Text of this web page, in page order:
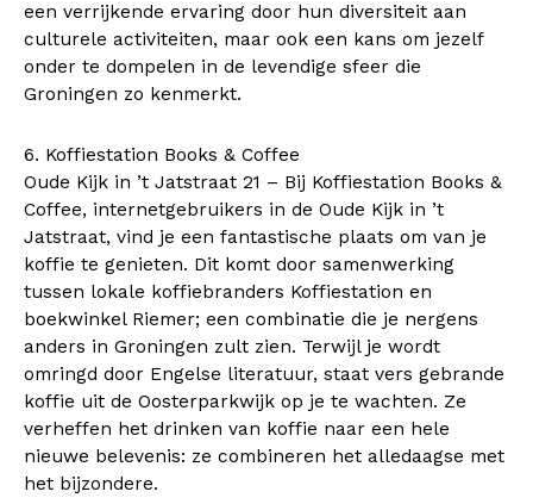
een verrijkende ervaring door hun diversiteit aan
culturele activiteiten, maar ook een kans om jezelf
onder te dompelen in de levendige sfeer die
Groningen zo kenmerkt.
6. Koffiestation Books & Coffee
Oude Kijk in ’t Jatstraat​ 21 – Bij Koffiestation Books &
Coffee, internetgebruikers in de Oude Kijk in ’t
Jatstraat, vind je een fantastische plaats om van je
koffie te genieten. Dit komt door samenwerking
tussen lokale koffiebranders Koffiestation en
boekwinkel Riemer; een combinatie die je nergens
anders in Groningen zult zien. Terwijl je wordt
omringd door Engelse literatuur, staat vers gebrande
koffie uit de Oosterparkwijk op je te wachten. Ze
verheffen het drinken van koffie naar een hele
nieuwe belevenis: ze combineren het alledaagse met
het bijzondere.